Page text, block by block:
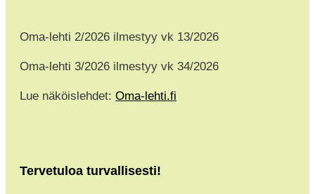
Oma-lehti 2/2026 ilmestyy vk 13/2026
Oma-lehti 3/2026 ilmestyy vk 34/2026
Lue näköislehdet: Oma-lehti.fi
Tervetuloa turvallisesti!